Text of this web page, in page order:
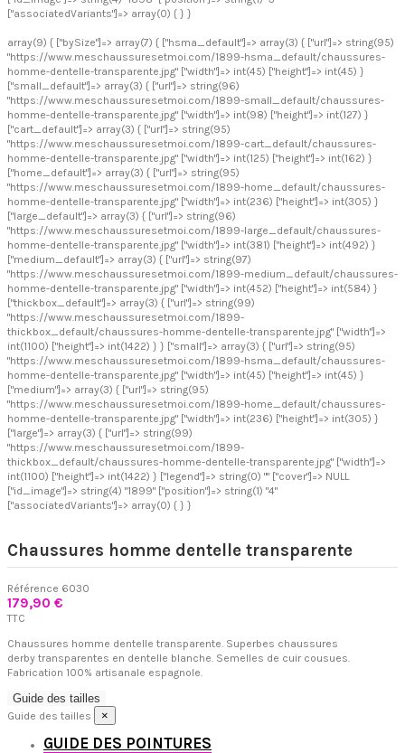
["associatedVariants"]=> array(0) { } }
array(9) { ["bySize"]=> array(7) { ["hsma_default"]=> array(3) { ["url"]=> string(95)
"https://www.meschaussuresetmoi.com/1899-hsma_default/chaussures-
homme-dentelle-transparente.jpg" ["width"]=> int(45) ["height"]=> int(45) }
["small_default"]=> array(3) { ["url"]=> string(96)
"https://www.meschaussuresetmoi.com/1899-small_default/chaussures-
homme-dentelle-transparente.jpg" ["width"]=> int(98) ["height"]=> int(127) }
["cart_default"]=> array(3) { ["url"]=> string(95)
"https://www.meschaussuresetmoi.com/1899-cart_default/chaussures-
homme-dentelle-transparente.jpg" ["width"]=> int(125) ["height"]=> int(162) }
["home_default"]=> array(3) { ["url"]=> string(95)
"https://www.meschaussuresetmoi.com/1899-home_default/chaussures-
homme-dentelle-transparente.jpg" ["width"]=> int(236) ["height"]=> int(305) }
["large_default"]=> array(3) { ["url"]=> string(96)
"https://www.meschaussuresetmoi.com/1899-large_default/chaussures-
homme-dentelle-transparente.jpg" ["width"]=> int(381) ["height"]=> int(492) }
["medium_default"]=> array(3) { ["url"]=> string(97)
"https://www.meschaussuresetmoi.com/1899-medium_default/chaussures-
homme-dentelle-transparente.jpg" ["width"]=> int(452) ["height"]=> int(584) }
["thickbox_default"]=> array(3) { ["url"]=> string(99)
"https://www.meschaussuresetmoi.com/1899-
thickbox_default/chaussures-homme-dentelle-transparente.jpg" ["width"]=>
int(1100) ["height"]=> int(1422) } } ["small"]=> array(3) { ["url"]=> string(95)
"https://www.meschaussuresetmoi.com/1899-hsma_default/chaussures-
homme-dentelle-transparente.jpg" ["width"]=> int(45) ["height"]=> int(45) }
["medium"]=> array(3) { ["url"]=> string(95)
"https://www.meschaussuresetmoi.com/1899-home_default/chaussures-
homme-dentelle-transparente.jpg" ["width"]=> int(236) ["height"]=> int(305) }
["large"]=> array(3) { ["url"]=> string(99)
"https://www.meschaussuresetmoi.com/1899-
thickbox_default/chaussures-homme-dentelle-transparente.jpg" ["width"]=>
int(1100) ["height"]=> int(1422) } ["legend"]=> string(0) "" ["cover"]=> NULL
["id_image"]=> string(4) "1899" ["position"]=> string(1) "4"
["associatedVariants"]=> array(0) { } }
Chaussures homme dentelle transparente
Référence 6030
179,90 €
TTC
Chaussures homme dentelle transparente. Superbes chaussures
derby transparentes en dentelle blanche. Semelles de cuir cousues.
Fabrication 100% artisanale espagnole.
Guide des tailles
Guide des tailles ×
GUIDE DES POINTURES